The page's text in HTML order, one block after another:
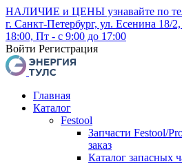
НАЛИЧИЕ и ЦЕНЫ узнавайте по
г. Санкт-Петербург, ул. Есенина 18/
18:00, Пт - с 9:00 до 17:00
Войти Регистрация
Главная
Каталог
Festool
Запчасти Festool/
заказ
Каталог запасных